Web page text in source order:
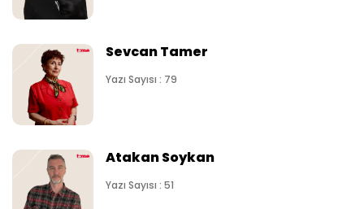
Sevcan Tamer
Yazı Sayısı : 79
Atakan Soykan
Yazı Sayısı : 51